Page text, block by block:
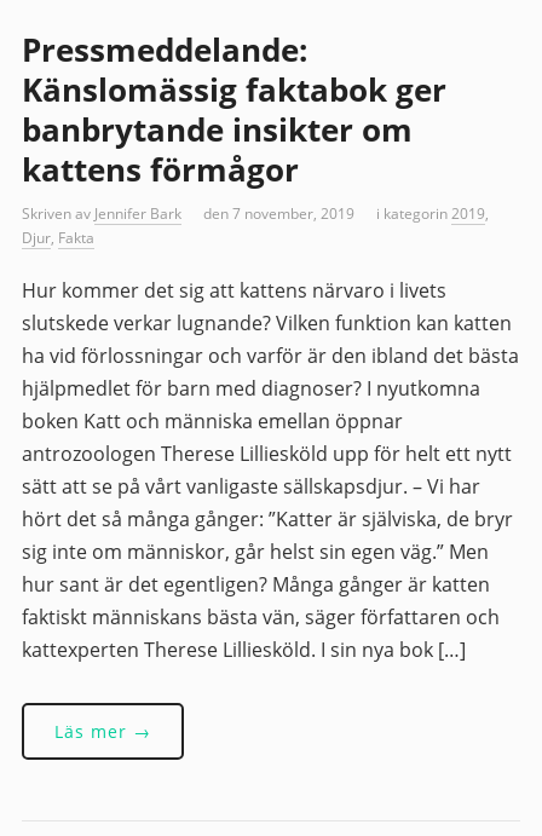
Pressmeddelande:
Känslomässig faktabok ger
banbrytande insikter om
kattens förmågor
Skriven av Jennifer Bark den 7 november, 2019 i kategorin2019,
Djur, Fakta
Hur kommer det sig att kattens närvaro i livets
slutskede verkar lugnande? Vilken funktion kan katten
ha vid förlossningar och varför är den ibland det bästa
hjälpmedlet för barn med diagnoser? I nyutkomna
boken Katt och människa emellan öppnar
antrozoologen Therese Lilliesköld upp för helt ett nytt
sätt att se på vårt vanligaste sällskapsdjur. – Vi har
hört det så många gånger: ”Katter är själviska, de bryr
sig inte om människor, går helst sin egen väg.” Men
hur sant är det egentligen? Många gånger är katten
faktiskt människans bästa vän, säger författaren och
kattexperten Therese Lilliesköld. I sin nya bok […]
Läs mer →